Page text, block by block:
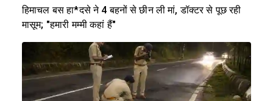
हिमाचल बस हा*दसे ने 4 बहनों से छीन ली मां, डॉक्टर से पूछ रही
मासूम; "हमारी मम्मी कहां हैं"